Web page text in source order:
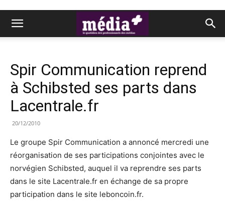
Spir Communication reprend
à Schibsted ses parts dans
Lacentrale.fr
20/12/2010
Le groupe Spir Communication a annoncé mercredi une
réorganisation de ses participations conjointes avec le
norvégien Schibsted, auquel il va reprendre ses parts
dans le site Lacentrale.fr en échange de sa propre
participation dans le site leboncoin.fr.